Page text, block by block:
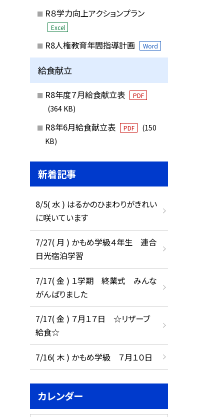
R８学力向上アクションプラン
Excel
R8人権教育年間指導計画 Word
給食献立
R8年度７月給食献立表 PDF
(364 KB)
R8年6月給食献立表 PDF
(150
KB)
新着記事
8/5( 水 ) はるかのひまわりがきれい
に咲いています
7/27( 月 ) かもめ学級４年生 連合
日光宿泊学習
7/17( 金 ) １学期 終業式 みんな
がんばりました
7/17( 金 ) ７月１７日 ☆リザーブ
給食☆
7/16( 木 ) かもめ学級 ７月１０日
カレンダー